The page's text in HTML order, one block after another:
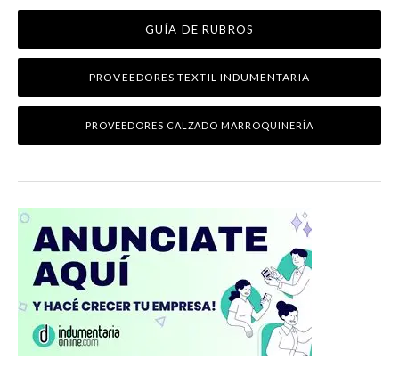
GUÍA DE RUBROS
PROVEEDORES TEXTIL INDUMENTARIA
PROVEEDORES CALZADO MARROQUINERÍA